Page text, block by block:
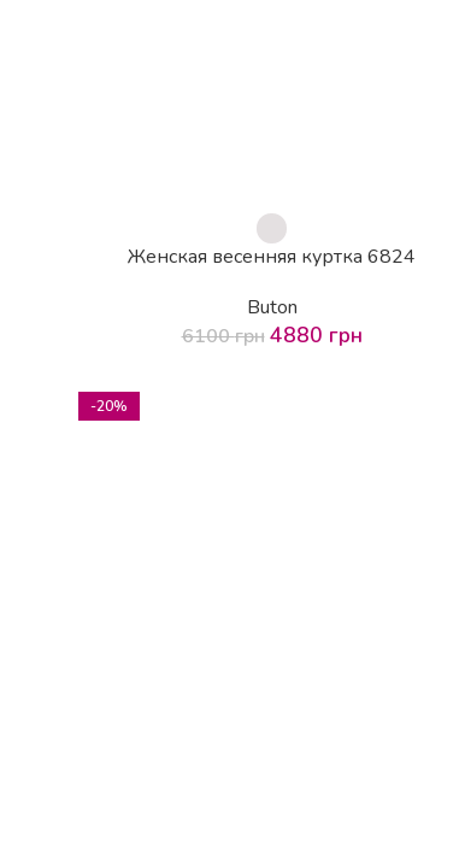
Женская весенняя куртка 6824
Buton
6100грн 4880 грн
-20%